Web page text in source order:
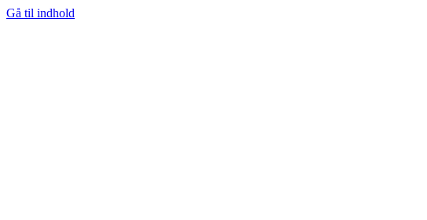
Gå til indhold